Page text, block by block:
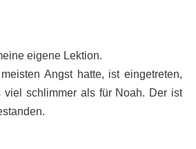
eigene Lektion.
Angst hatte, ist eingetreten,
viel schlimmer als für Noah. Der ist